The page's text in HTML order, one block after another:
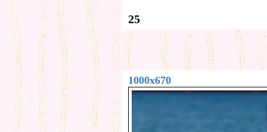
25
1000x670